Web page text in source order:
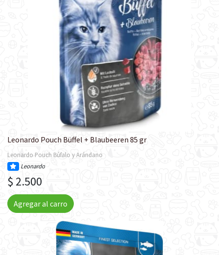
Leonardo Pouch Büffel + Blaubeeren 85 gr
Leonardo Pouch Búfalo y Arándano
Leonardo
$ 2.500
Agregar al carro